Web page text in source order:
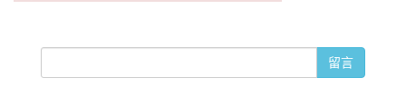
留言